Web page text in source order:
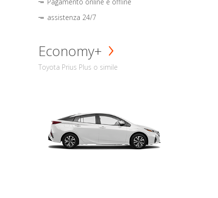
assistenza 24/7
Economy+
Toyota Prius Plus o simile